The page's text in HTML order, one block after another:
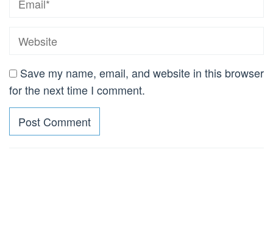
Save my name, email, and website in this browser
for the next time I comment.